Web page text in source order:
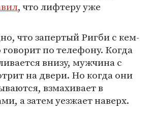
, что лифтеру уже
что запертый Ригби с кем-
говорит по телефону. Когда
внизу, мужчина с
на двери. Но когда они
взмахивает в
а затем уезжает наверх.